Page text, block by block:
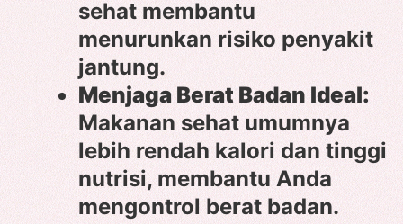
sehat membantu
menurunkan risiko penyakit
jantung.
Menjaga Berat Badan Ideal:
Makanan sehat umumnya
lebih rendah kalori dan tinggi
nutrisi, membantu Anda
mengontrol berat badan.